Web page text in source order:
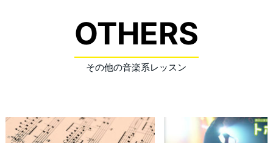
す。 ご希望の場所が定まっていない場合は、最寄りの
音楽スタジオやカラオケなどを、こちらからご提案させ
ていただくことも可能です。 トホゼロの伊丹トロンボ
方はこちらから！ ＊【オンライン】トロンボーンレッ
スン 対面レッスンでの受講が難しい場合は、オンライ
その他の音楽系レッスン
OTHERS